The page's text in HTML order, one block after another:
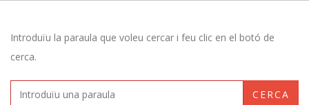
Introduïu la paraula que voleu cercar i feu clic en el botó de
cerca.
CERCA